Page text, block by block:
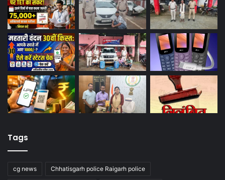
Tags
cg news Chhatisgarh police Raigarh police